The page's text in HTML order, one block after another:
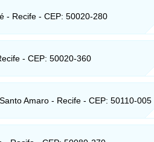
- Recife - CEP: 50020-280
- CEP: 50020-360
Amaro - Recife - CEP: 50110-005